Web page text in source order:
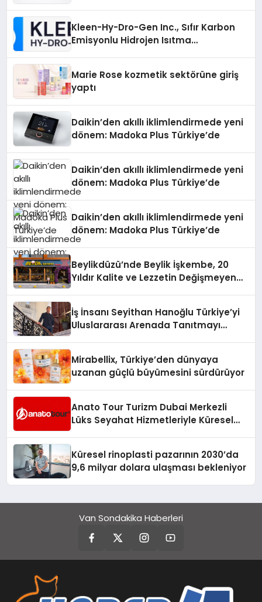
Kleen-Hy-Dro-Gen Inc., Sıfır Karbon
Emisyonlu Hidrojen Isıtma
Marie Rose kozmetik sektörüne giriş
yaptı
Daikin’den akıllı iklimlendirmede yeni
dönem: Madoka Plus Türkiye’de
Daikin’den akıllı iklimlendirmede yeni
dönem: Madoka Plus Türkiye’de
Daikin’den akıllı iklimlendirmede yeni
dönem: Madoka Plus Türkiye’de
Beylikdüzü’nde Beylik İşkembe, 20
Yıldır Kalite ve Lezzetin Değişmeyen
İş İnsanı Seyithan Hanoğlu Türkiye’yi
Uluslararası Arenada Tanıtmayı
Mirabellix, Türkiye’den dünyaya
uzanan güçlü büyümesini sürdürüyor
Anato Tour Turizm Dubai Merkezli
Lüks Seyahat Hizmetleriyle Küresel
Küresel rinoplasti pazarının 2030’da
9,6 milyar dolara ulaşması bekleniyor
Van Sondakika Haberleri